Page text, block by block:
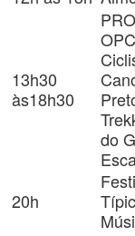
13h30
às18h30
do
20h